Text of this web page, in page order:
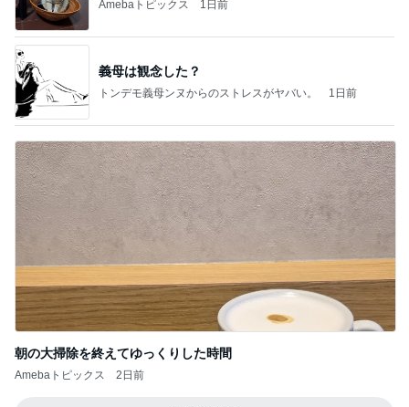
Amebaトピックス 1日前
義母は観念した？
トンデモ義母ンヌからのストレスがヤバい。 1日前
朝の大掃除を終えてゆっくりした時間
Amebaトピックス 2日前